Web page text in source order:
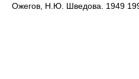
Ожегов, Н.Ю. Шведова. 1949